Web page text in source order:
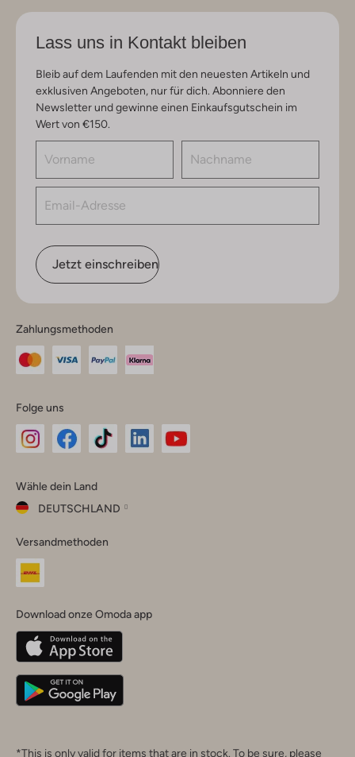
Lass uns in Kontakt bleiben
Bleib auf dem Laufenden mit den neuesten Artikeln und
exklusiven Angeboten, nur für dich. Abonniere den
Newsletter und gewinne einen Einkaufsgutschein im
Wert von €150.
Jetzt einschreiben
Zahlungsmethoden
Folge uns
Instagram
Facebook
TikTok
Wähle dein Land
DEUTSCHLAND
dein
Land
Belgique(Français)
Deutschland
Versandmethoden
Download onze Omoda app
*This is only valid for items that are in stock. To be sure, please